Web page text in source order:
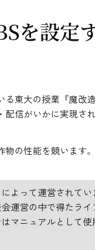
を設定
る東大の授業『魔改
配信がいかに実現さ
物の性能を競います
によって運営されて
運営の中で得たラ
マニュアルとして